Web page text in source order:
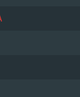
터넷
(최소 클
성능을 가
상도: 720p
터넷
(최소 클
며 최신 그래
미만; 최소사